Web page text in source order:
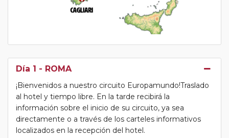
Día 1 - ROMA
¡Bienvenidos a nuestro circuito Europamundo!Traslado
al hotel y tiempo libre. En la tarde recibirá la
información sobre el inicio de su circuito, ya sea
directamente o a través de los carteles informativos
localizados en la recepción del hotel.